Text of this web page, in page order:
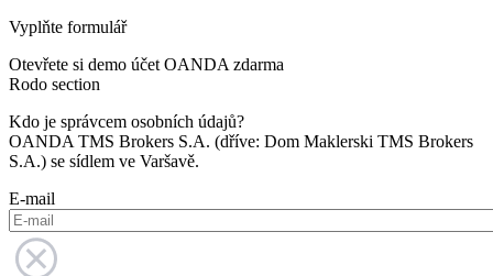
Vyplňte formulář
Otevřete si demo účet OANDA zdarma
Rodo section
Kdo je správcem osobních údajů?
OANDA TMS Brokers S.A. (dříve: Dom Maklerski TMS Brokers
S.A.) se sídlem ve Varšavě.
E-mail